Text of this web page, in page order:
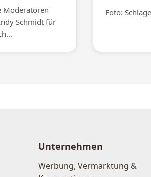
Moderatoren
Schmidt für
Foto:
Unternehmen
Werbung, Vermarktung &